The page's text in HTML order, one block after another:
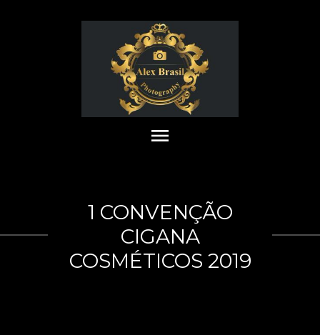
menu
1 CONVENÇÃO
CIGANA
COSMÉTICOS 2019